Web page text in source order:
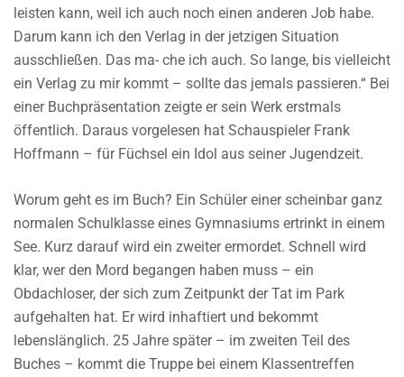
leisten kann, weil ich auch noch einen anderen Job habe.
Darum kann ich den Verlag in der jetzigen Situation
ausschließen. Das ma- che ich auch. So lange, bis vielleicht
ein Verlag zu mir kommt – sollte das jemals passieren.“ Bei
einer Buchpräsentation zeigte er sein Werk erstmals
öffentlich. Daraus vorgelesen hat Schauspieler Frank
Hoffmann – für Füchsel ein Idol aus seiner Jugendzeit.
Worum geht es im Buch? Ein Schüler einer scheinbar ganz
normalen Schulklasse eines Gymnasiums ertrinkt in einem
See. Kurz darauf wird ein zweiter ermordet. Schnell wird
klar, wer den Mord begangen haben muss – ein
Obdachloser, der sich zum Zeitpunkt der Tat im Park
aufgehalten hat. Er wird inhaftiert und bekommt
lebenslänglich. 25 Jahre später – im zweiten Teil des
Buches – kommt die Truppe bei einem Klassentreffen